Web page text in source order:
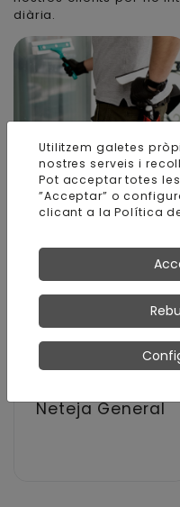
diària.
Neteja General
Utilitzem galetes
nostres serveis i
Pot acceptar totes
”Acceptar” o
clicant a laPolítica